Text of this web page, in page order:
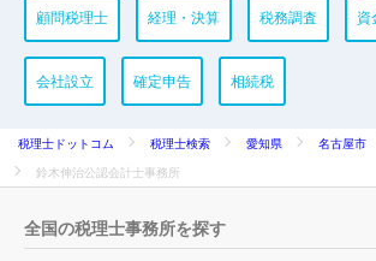
顧問税理士 経理・決算 税務調査 資
会社設立 確定申告 相続税
税理士ドットコム 税理士検索 愛知県 名古屋市
鈴木伸治公認会計士事務所
全国の税理士事務所を探す